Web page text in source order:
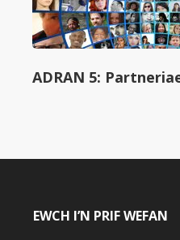
ADRAN 5:
EWCH I’N PRIF WEFAN